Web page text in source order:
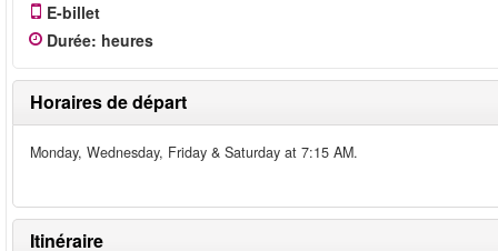
E-billet
Durée: heures
Horaires de départ
Monday, Wednesday, Friday & Saturday at 7:15 AM.
Itinéraire